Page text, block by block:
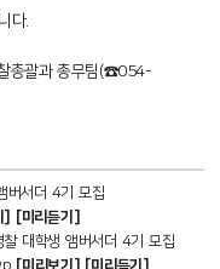
다.
총괄과 총무팀(☎054-
버서더 4기 모집
]
[미리듣기]
대학생 앰버서더 4기 모집
[미리보기] [미리듣기]